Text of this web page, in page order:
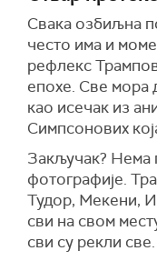
Свака озбиљна
често има и
рефлекс
епохе. Све мора
као исечак из
Симпсонових
Закључак? Нема
фотографије.
Тудор, Мекени,
сви на свом
сви су рекли све.